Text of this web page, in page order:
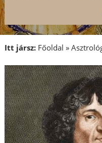
Itt jársz: Főoldal »